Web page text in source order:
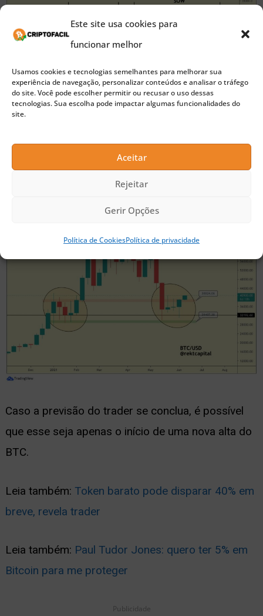
Este site usa cookies para
funcionar melhor
Usamos cookies e tecnologias semelhantes para melhorar sua
experiência de navegação, personalizar conteúdos e analisar o tráfego
do site. Você pode escolher permitir ou recusar o uso dessas
tecnologias. Sua escolha pode impactar algumas funcionalidades do
site.
Aceitar
Rejeitar
Gerir Opções
Política de CookiesPolítica de privacidade
prestes a iniciaruma nova tendência de alta macro.
Rekt Capital defende que a zona entre US$ 29 mil e
consolidou dentro desta faixa, uma nova tendência
positiva foi iniciada.
Publicidade
Caso a previsão do trader se conclua, é possível
que esse seja apenas o início de uma nova alta do
BTC.
Leia também: Token barato pode disparar 40% em
breve, revela trader
Leia também: Paul Tudor Jones: quero ter 5% em
Bitcoin para me proteger
Publicidade